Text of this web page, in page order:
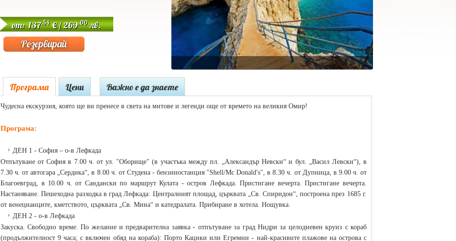
от: 137.54€ / 269.00лв.
Програма Цени Важно е да знаете
Чудесна екскурзия, която ще ви пренесе в света на митове и легенди още от времето на великия Омир!
Програма:
ДЕН 1 - София – о-в Лефкада
Отпътуване от София в 7.00 ч. от ул. "Оборище" (в участъка между пл. „Александър Невски“ и бул. „Васил Левски“), в
7.30 ч. от автогара „Сердика“, в 8.00 ч. от Студена - бензиностанция "Shell/Mc Donald's", в 8.30 ч. от Дупница, в 9.00 ч. от
Благоевград, в 10.00 ч. от Сандански по маршрут Кулата - остров Лефкада. Пристигане вечерта. Пристигане вечерта.
Настаняване. Пешеходна разходка в град Лефкада: Централният площад, църквата „Св. Спиридон“, построена през 1685 г.
от венецианците, кметството, църквата „Св. Мина“ и катедралата. Прибиране в хотела. Нощувка.
ДЕН 2 - о-в Лефкада
Закуска. Свободно време. По желание и предварителна заявка - отпътуване за град Нидри за целодневен круиз с кораб
(продължителност 9 часа; с включен обяд на кораба): Порто Кацики или Егремни - най-красивите плажове на острова с